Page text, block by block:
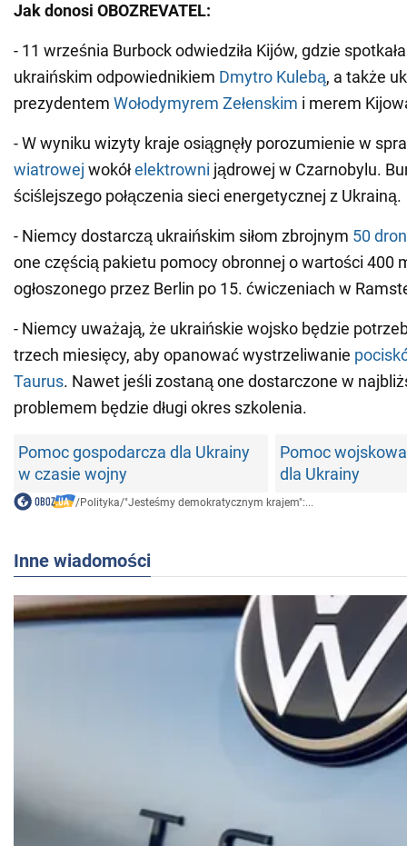
Jak donosi OBOZREVATEL:
- 11 września Burbock odwiedziła Kijów, gdzie
ukraińskim odpowiednikiem Dmytro Kulebą, a także
prezydentem Wołodymyrem Zełenskim i merem
- W wyniku wizyty kraje osiągnęły porozumienie w
wiatrowej wokółelektrowni jądrowej w Czarnobylu.
ściślejszego połączenia sieci energetycznej z Ukrainą.
- Niemcy dostarczą ukraińskim siłom zbrojnym 50
one częścią pakietu pomocy obronnej o wartości 400
ogłoszonego przez Berlin po 15. ćwiczeniach w
- Niemcy uważają, że ukraińskie wojsko będzie
trzech miesięcy, aby opanować wystrzeliwanie
Taurus. Nawet jeśli zostaną one dostarczone w
problemem będzie długi okres szkolenia.
Pomoc gospodarcza dla Ukrainy
w czasie wojny
Pomoc wojskowa
dla Ukrainy
/Polityka/"Jesteśmy demokratycznym krajem":...
Inne wiadomości